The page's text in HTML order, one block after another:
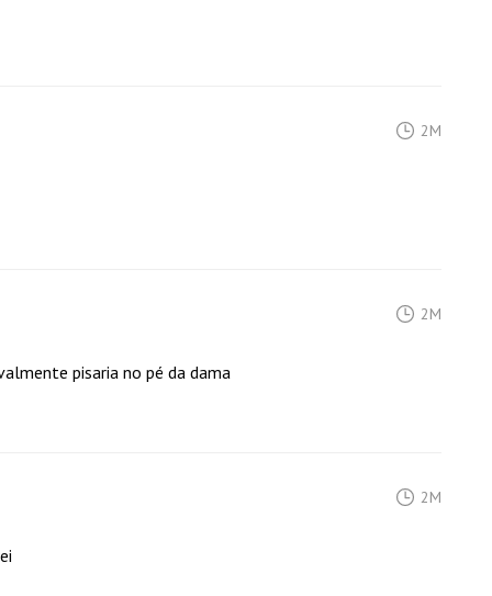
2M
2M
pisaria no pé da dama
2M